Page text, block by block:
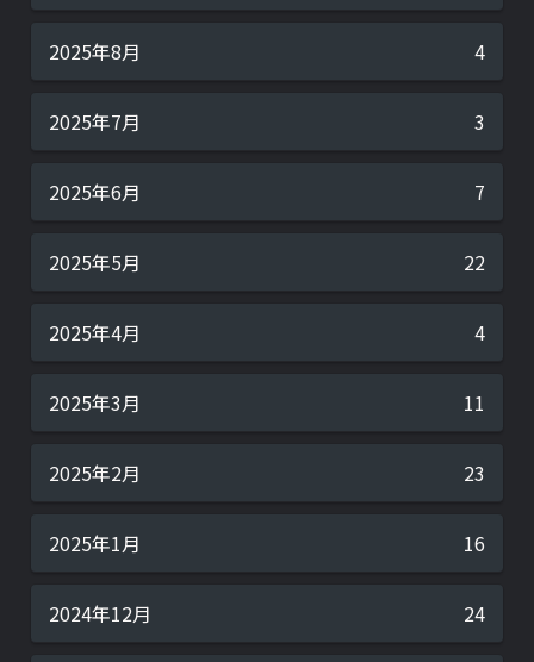
2025年8月 4
2025年7月 3
2025年6月 7
2025年5月 22
2025年4月 4
2025年3月 11
2025年2月 23
2025年1月 16
2024年12月 24